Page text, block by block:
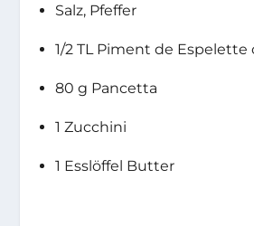
Salz, Pfeffer
1/2 TL Piment de
80 g Pancetta
1 Zucchini
1 Esslöffel Butter